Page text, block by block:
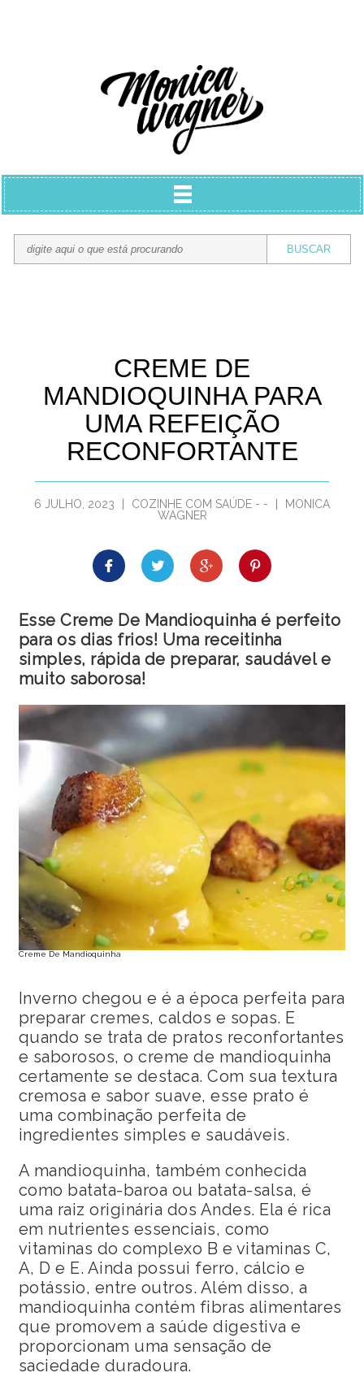
CREME DE
MANDIOQUINHA PARA
UMA REFEIÇÃO
RECONFORTANTE
6 JULHO, 2023 COZINHE COM SAÚDE - -
MONICA
WAGNER
Esse Creme De Mandioquinha é perfeito
para os dias frios! Uma receitinha
simples, rápida de preparar, saudável e
muito saborosa!
Creme De Mandioquinha
Inverno chegou e é a época perfeita para
preparar cremes, caldos e sopas. E
quando se trata de pratos reconfortantes
e saborosos, o creme de mandioquinha
certamente se destaca. Com sua textura
cremosa e sabor suave, esse prato é
uma combinação perfeita de
ingredientes simples e saudáveis.
A mandioquinha, também conhecida
como batata-baroa ou batata-salsa, é
uma raiz originária dos Andes. Ela é rica
em nutrientes essenciais, como
vitaminas do complexo B e vitaminas C,
A, D e E. Ainda possui ferro, cálcio e
potássio, entre outros. Além disso, a
mandioquinha contém fibras alimentares
que promovem a saúde digestiva e
proporcionam uma sensação de
saciedade duradoura.